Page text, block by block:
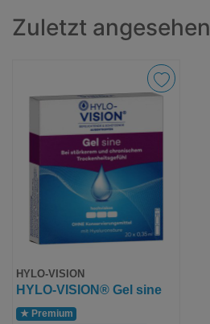
Zuletzt angesehen
HYLO-VISION
HYLO-VISION® Gel sine
★ Premium